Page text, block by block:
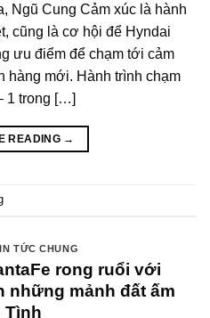
Ngũ Cung Cảm xúc là hành
cũng là cơ hội để Hyndai
ưu điểm để chạm tới cảm
hàng mới. Hành trình chạm
1 trong […]
READING →
TỨC CHUNG
rong ruổi với
mảnh đất ấm
Tình